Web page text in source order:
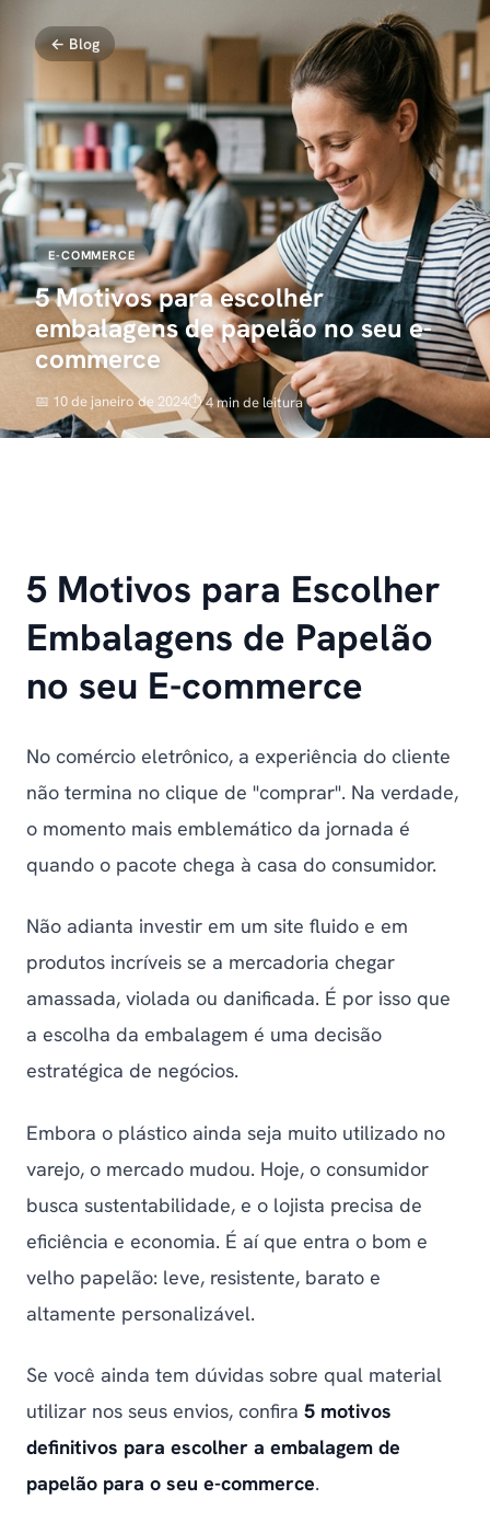
← Blog
E-COMMERCE
5 Motivos para escolher
embalagens de papelão no seu e-
commerce
📅 10 de janeiro de 2024⏱️4min de leitura
5 Motivos para Escolher
Embalagens de Papelão
no seu E-commerce
No comércio eletrônico, a experiência do cliente
não termina no clique de "comprar". Na verdade,
o momento mais emblemático da jornada é
quando o pacote chega à casa do consumidor.
Não adianta investir em um site fluido e em
produtos incríveis se a mercadoria chegar
amassada, violada ou danificada. É por isso que
a escolha da embalagem é uma decisão
estratégica de negócios.
Embora o plástico ainda seja muito utilizado no
varejo, o mercado mudou. Hoje, o consumidor
busca sustentabilidade, e o lojista precisa de
eficiência e economia. É aí que entra o bom e
velho papelão: leve, resistente, barato e
altamente personalizável.
Se você ainda tem dúvidas sobre qual material
utilizar nos seus envios, confira 5 motivos
definitivos para escolher a embalagem de
papelão para o seu e-commerce.